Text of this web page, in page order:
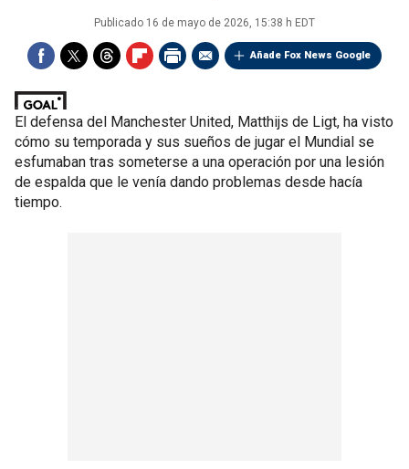
Publicado 16 de mayo de 2026, 15:38 h EDT
Añade Fox News Google
El defensa del Manchester United, Matthijs de Ligt, ha visto
cómo su temporada y sus sueños de jugar el Mundial se
esfumaban tras someterse a una operación por una lesión
de espalda que le venía dando problemas desde hacía
tiempo.